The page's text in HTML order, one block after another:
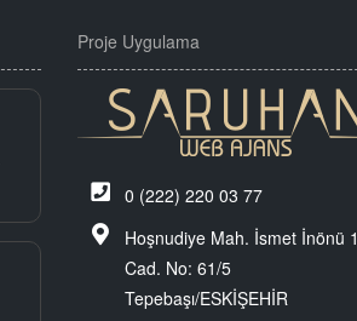
Proje Uygulama
0 (222) 220 03 77
Hoşnudiye Mah. İsmet İnönü 1
Cad. No: 61/5
Tepebaşı/ESKİŞEHİR